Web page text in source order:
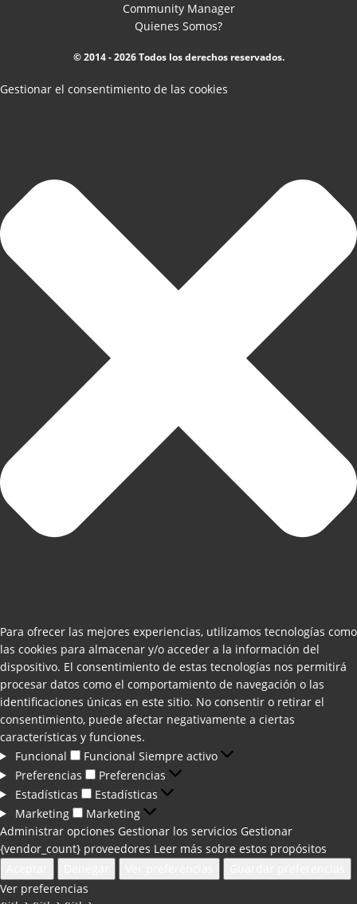
Community Manager
Quienes Somos?
© 2014 - 2026 Todos los derechos reservados.
Gestionar el consentimiento de las cookies
Para ofrecer las mejores experiencias, utilizamos tecnologías como
las cookies para almacenar y/o acceder a la información del
dispositivo. El consentimiento de estas tecnologías nos permitirá
procesar datos como el comportamiento de navegación o las
identificaciones únicas en este sitio. No consentir o retirar el
consentimiento, puede afectar negativamente a ciertas
características y funciones.
Funcional
Funcional Siempre activo
Preferencias
Preferencias
Estadísticas
Estadísticas
Marketing
Marketing
Administrar opciones Gestionar los servicios Gestionar
{vendor_count} proveedores Leer más sobre estos propósitos
Ver preferencias